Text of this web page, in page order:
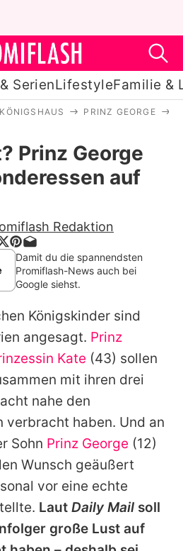
SerienLifestyleFamilie &
Stars
& Serien
Lifestyle
& Liebe
Exklusiv
auf Promiflash
Jobs
runterladen
Team
Richtlinien
Impressum
PRINZ GEORGE
Prinz George
auf
Redaktion
Damit du die spannendsten
Promiflash-News auch bei
Google siehst.
Königskinder sind
angesagt. Prinz
Kate (43) sollen
mit ihren drei
nahe den
verbracht haben. Und an
Sohn Prinz George (12)
Wunsch geäußert
vor eine echte
Laut Daily Mail soll
große Lust auf